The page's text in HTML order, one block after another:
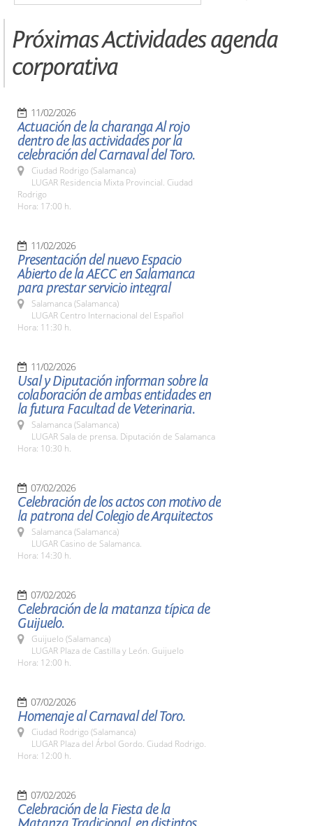
Próximas Actividades agenda
corporativa
11/02/2026
Actuación de la charanga Al rojo
dentro de las actividades por la
celebración del Carnaval del Toro.
Ciudad Rodrigo (Salamanca)
LUGAR Residencia Mixta Provincial. Ciudad
Rodrigo
Hora: 17:00 h.
11/02/2026
Presentación del nuevo Espacio
Abierto de la AECC en Salamanca
para prestar servicio integral
Salamanca (Salamanca)
LUGAR Centro Internacional del Español
Hora: 11:30 h.
11/02/2026
Usal y Diputación informan sobre la
colaboración de ambas entidades en
la futura Facultad de Veterinaria.
Salamanca (Salamanca)
LUGAR Sala de prensa. Diputación de Salamanca
Hora: 10:30 h.
07/02/2026
Celebración de los actos con motivo de
la patrona del Colegio de Arquitectos
Salamanca (Salamanca)
LUGAR Casino de Salamanca.
Hora: 14:30 h.
07/02/2026
Celebración de la matanza típica de
Guijuelo.
Guijuelo (Salamanca)
LUGAR Plaza de Castilla y León. Guijuelo
Hora: 12:00 h.
07/02/2026
Homenaje al Carnaval del Toro.
Ciudad Rodrigo (Salamanca)
LUGAR Plaza del Árbol Gordo. Ciudad Rodrigo.
Hora: 12:00 h.
07/02/2026
Celebración de la Fiesta de la